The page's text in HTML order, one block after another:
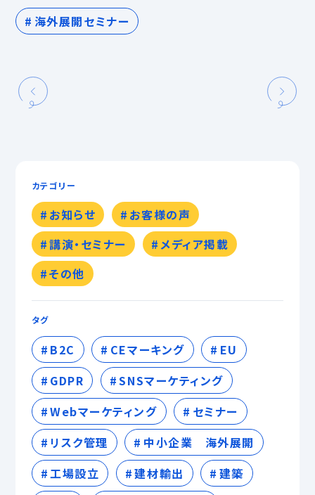
海外展開セミナー
カテゴリー
お知らせ
お客様の声
講演・セミナー
メディア掲載
その他
タグ
B2C CEマーキング
EU
GDPR
SNSマーケティング
Webマーケティング
セミナー
リスク管理
中小企業 海外展開
工場設立
建材輸出
建築